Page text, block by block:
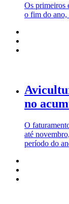
Os primeiros
o fim do ano,
no
O
até
período do